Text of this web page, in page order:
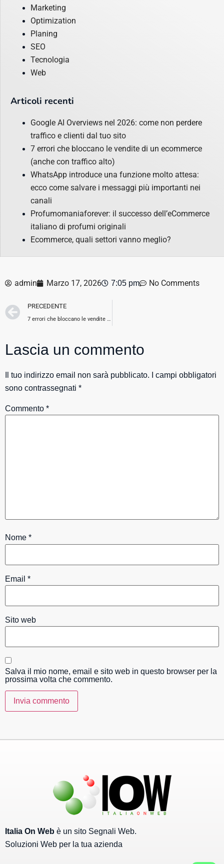
Marketing
Optimization
Planing
SEO
Tecnologia
Web
Articoli recenti
Google AI Overviews nel 2026: come non perdere
traffico e clienti dal tuo sito
7 errori che bloccano le vendite di un ecommerce
(anche con traffico alto)
WhatsApp introduce una funzione molto attesa:
ecco come salvare i messaggi più importanti nei
canali
Profumomaniaforever: il successo dell’eCommerce
italiano di profumi originali
Ecommerce, quali settori vanno meglio?
admin Marzo 17, 2026 7:05 pm No Comments
PRECEDENTE
7 errori che bloccano le vendite di un ecommerce (anche con traffico alto)
Lascia un commento
Il tuo indirizzo email non sarà pubblicato.
I campi obbligatori
sono contrassegnati *
Commento *
Nome *
Email *
Sito web
Salva il mio nome, email e sito web in questo browser per la
prossima volta che commento.
Italia On Web è un sito Segnali Web.
Soluzioni Web per la tua azienda